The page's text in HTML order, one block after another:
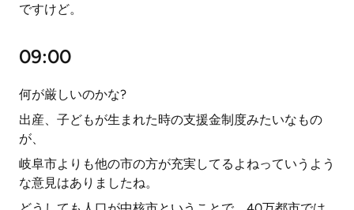
ですけど。
09:00
何が厳しいのかな?
出産、子どもが生まれた時の支援金制度みたいなもの
が、
岐阜市よりも他の市の方が充実してるよねっていうよう
な意見はありましたね。